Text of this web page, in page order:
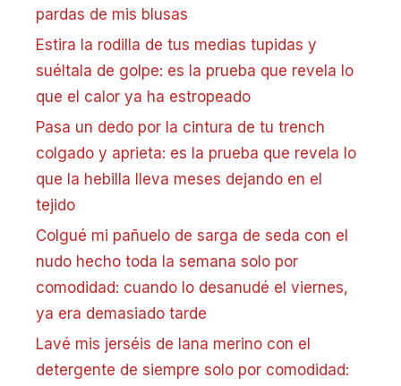
pardas de mis blusas
Estira la rodilla de tus medias tupidas y
suéltala de golpe: es la prueba que revela lo
que el calor ya ha estropeado
Pasa un dedo por la cintura de tu trench
colgado y aprieta: es la prueba que revela lo
que la hebilla lleva meses dejando en el
tejido
Colgué mi pañuelo de sarga de seda con el
nudo hecho toda la semana solo por
comodidad: cuando lo desanudé el viernes,
ya era demasiado tarde
Lavé mis jerséis de lana merino con el
detergente de siempre solo por comodidad: